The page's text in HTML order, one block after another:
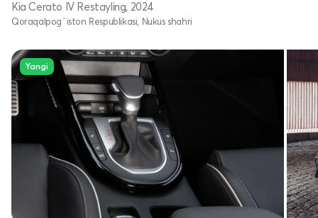
Kia Cerato IV Restayling, 2024
Qoraqalpog`iston Respublikasi, Nukus shahri
Yangi